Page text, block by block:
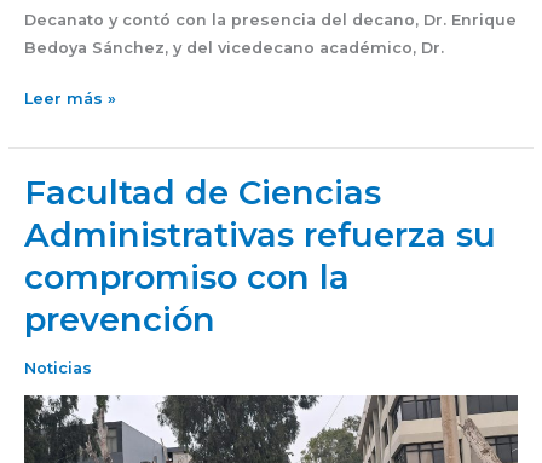
Decanato y contó con la presencia del decano, Dr. Enrique
Bedoya Sánchez, y del vicedecano académico, Dr.
Leer más »
Facultad de Ciencias
Administrativas refuerza su
compromiso con la
prevención
Noticias
Facultad
Ciencias
Administrativas
su
con
la
prevención